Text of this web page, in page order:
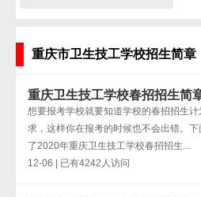
重庆市卫生技工学校招生简章
重庆卫生技工学校春招招生简
想要报考学校就要知道学校的春招招生
求，这样你在报考的时候也不会出错。
了2020年重庆卫生技工学校春招招生...
12-06 | 已有4242人访问